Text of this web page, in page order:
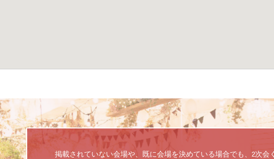
掲載されていない会場や、既に会場を決めている場合でも、2次会